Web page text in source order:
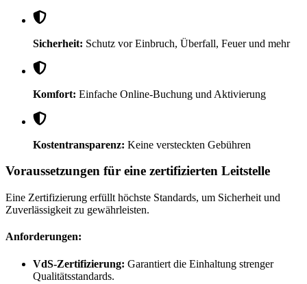
Sicherheit: Schutz vor Einbruch, Überfall, Feuer und mehr
Komfort: Einfache Online-Buchung und Aktivierung
Kostentransparenz: Keine versteckten Gebühren
Voraussetzungen für eine zertifizierten Leitstelle
Eine Zertifizierung erfüllt höchste Standards, um Sicherheit und
Zuverlässigkeit zu gewährleisten.
Anforderungen:
VdS-Zertifizierung: Garantiert die Einhaltung strenger
Qualitätsstandards.